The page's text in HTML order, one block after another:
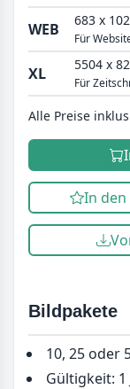
WEB 683 x
Für
XL 5504 x
Für
Alle Preise
In den
Bildpakete
10, 25 oder
Gültigkeit: 1